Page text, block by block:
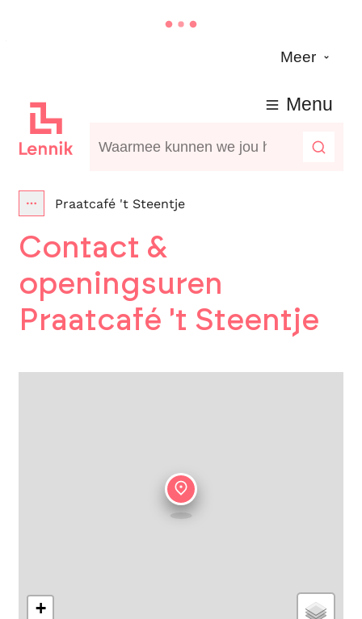
Meer
Lennik
Waarmee kunnen we jou helpen?
Menu
Toon alle broodkruimel items
Praatcafé 't Steentje
Contact &
openingsuren
Praatcafé 't Steentje
+